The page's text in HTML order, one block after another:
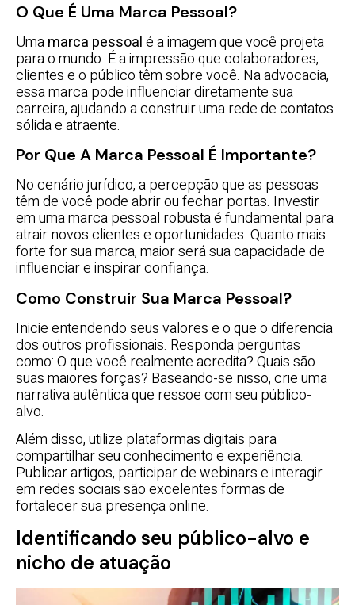
O Que É Uma Marca Pessoal?
Umamarca pessoalé a imagem que você projeta
para o mundo. É a impressão que colaboradores,
clientes e o público têm sobre você. Na advocacia,
essa marca pode influenciar diretamente sua
carreira, ajudando a construir uma rede de contatos
sólida e atraente.
Por Que A Marca Pessoal É Importante?
No cenário jurídico, a percepção que as pessoas
têm de você pode abrir ou fechar portas. Investir
em uma marca pessoal robusta é fundamental para
atrair novos clientes e oportunidades. Quanto mais
forte for sua marca, maior será sua capacidade de
influenciar e inspirar confiança.
Como Construir Sua Marca Pessoal?
Inicie entendendo seus valores e o que o diferencia
dos outros profissionais. Responda perguntas
como: O que você realmente acredita? Quais são
suas maiores forças? Baseando-se nisso, crie uma
narrativa autêntica que ressoe com seu público-
alvo.
Além disso, utilize plataformas digitais para
compartilhar seu conhecimento e experiência.
Publicar artigos, participar de webinars e interagir
em redes sociais são excelentes formas de
fortalecer sua presença online.
Identificando seu público-alvo e
nicho de atuação